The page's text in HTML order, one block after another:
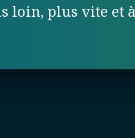
loin, plus vite et